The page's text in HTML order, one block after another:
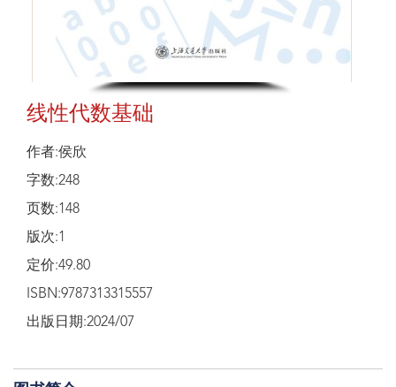
线性代数基础
作者:侯欣
字数:248
页数:148
版次:1
定价:49.80
ISBN:9787313315557
出版日期:2024/07